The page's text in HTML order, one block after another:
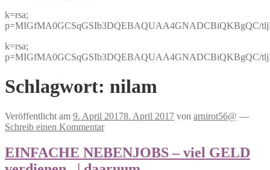
k=rsa;
p=MIGfMA0GCSqGSIb3DQEBAQUAA4GNADCBiQKBgQC/
k=rsa;
p=MIGfMA0GCSqGSIb3DQEBAQUAA4GNADCBiQKBgQC/
Schlagwort: nilam
Veröffentlicht am 9. April 20178. April 2017 von arnirot56@ —
Schreib einen Kommentar
EINFACHE NEBENJOBS – viel GELD